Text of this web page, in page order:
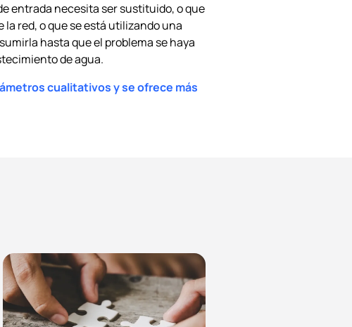
entrada necesita ser sustituido, o que
red, o que se está utilizando una
hasta que el problema se haya
de agua.
cualitativos y se ofrece más